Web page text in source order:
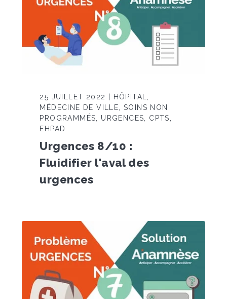
25 JUILLET 2022 | HÔPITAL,
MÉDECINE DE VILLE, SOINS NON
PROGRAMMÉS, URGENCES, CPTS,
EHPAD
Urgences 8/10 :
Fluidifier l'aval des
urgences